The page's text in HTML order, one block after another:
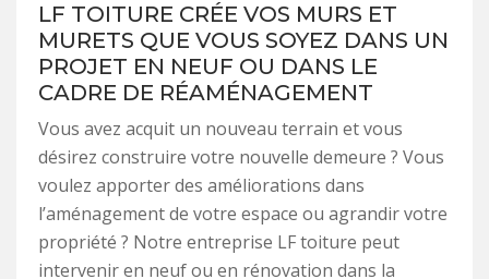
LF TOITURE CRÉE VOS MURS ET
MURETS QUE VOUS SOYEZ DANS UN
PROJET EN NEUF OU DANS LE
CADRE DE RÉAMÉNAGEMENT
Vous avez acquit un nouveau terrain et vous
désirez construire votre nouvelle demeure ? Vous
voulez apporter des améliorations dans
l’aménagement de votre espace ou agrandir votre
propriété ? Notre entreprise LF toiture peut
intervenir en neuf ou en rénovation dans la